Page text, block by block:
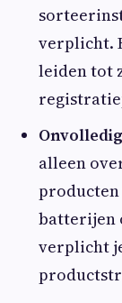
verplicht.
leiden tot
alleen
batterijen
verplicht